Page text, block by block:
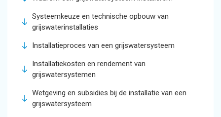
Systeemkeuze en technische opbouw van
grijswaterinstallaties
Installatieproces van een grijswatersysteem
Installatiekosten en rendement van
grijswatersystemen
Wetgeving en subsidies bij de installatie van een
grijswatersysteem